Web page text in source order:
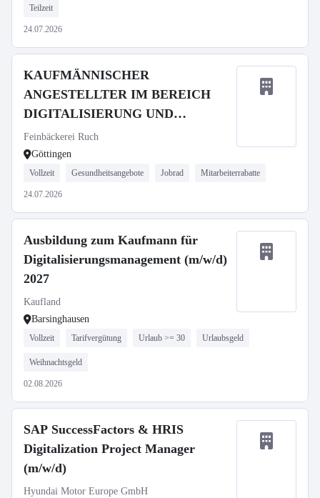
Teilzeit
24.07.2026
KAUFMÄNNISCHER
ANGESTELLTER IM BEREICH
DIGITALISIERUNG UND
BESTELLWESEN
Feinbäckerei Ruch
Göttingen
Vollzeit Gesundheitsangebote Jobrad Mitarbeiterrabatte
24.07.2026
Ausbildung zum Kaufmann für
Digitalisierungsmanagement (m/w/d)
2027
Kaufland
Barsinghausen
Vollzeit Tarifvergütung Urlaub >= 30 Urlaubsgeld
Weihnachtsgeld
02.08.2026
SAP SuccessFactors & HRIS
Digitalization Project Manager
(m/w/d)
Hyundai Motor Europe GmbH